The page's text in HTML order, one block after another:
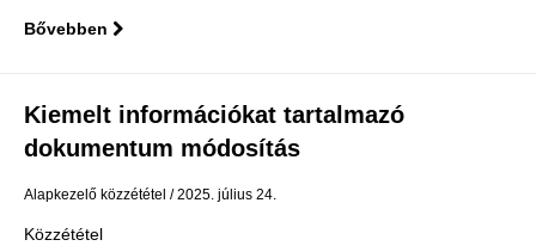
Bővebben
Kiemelt információkat tartalmazó
dokumentum módosítás
Alapkezelő közzététel 2025. július 24.
Közzététel